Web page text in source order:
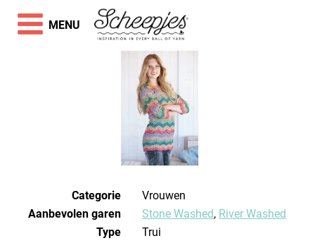
Categorie
Vrouwen
Aanbevolen garen
Stone Washed, River Washed
Type
Trui
MENU